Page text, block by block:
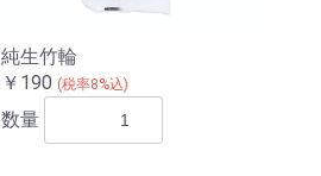
純生竹輪
￥190 (税率8%込)
数量